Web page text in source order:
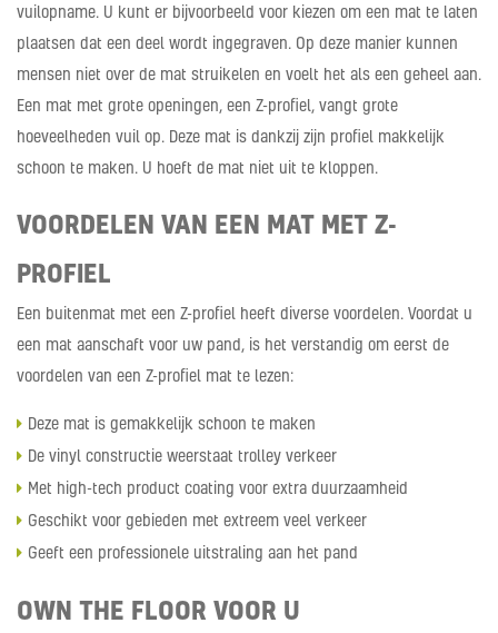
vuilopname. U kunt er bijvoorbeeld voor kiezen om een mat te laten
plaatsen dat een deel wordt ingegraven. Op deze manier kunnen
mensen niet over de mat struikelen en voelt het als een geheel aan.
Een mat met grote openingen, een Z-profiel, vangt grote
hoeveelheden vuil op. Deze mat is dankzij zijn profiel makkelijk
schoon te maken. U hoeft de mat niet uit te kloppen.
VOORDELEN VAN EEN MAT MET Z-
PROFIEL
Een buitenmat met een Z-profiel heeft diverse voordelen. Voordat u
een mat aanschaft voor uw pand, is het verstandig om eerst de
voordelen van een Z-profiel mat te lezen:
Deze mat is gemakkelijk schoon te maken
De vinyl constructie weerstaat trolley verkeer
Met high-tech product coating voor extra duurzaamheid
Geschikt voor gebieden met extreem veel verkeer
Geeft een professionele uitstraling aan het pand
OWN THE FLOOR VOOR U